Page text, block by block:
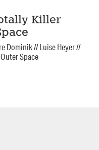
Killer
Dominik // Luise Heyer //
Space